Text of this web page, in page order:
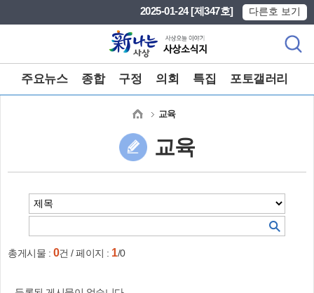
2025-01-24 [제347호] 다른호 보기
주요뉴스 종합 구정 의회 특집 포토갤러리
교육
교육
총게시물 : 0건 / 페이지 : 1/0